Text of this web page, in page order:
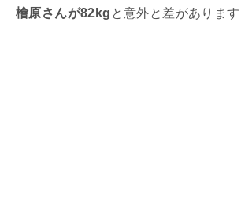
檜原さんが82kg と意外と差があります